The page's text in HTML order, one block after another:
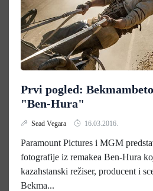
Prvi pogled:
"Ben-Hura"
Sead Vegara 16.03.2016.
Paramount Pictures i MGM
fotografije iz remakea Ben-Hura
kazahstanski režiser, producent i
Bekma...